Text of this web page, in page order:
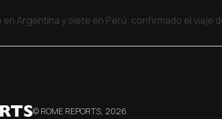
Argentina y siete en Perú: confirmado el viaje
© ROME REPORTS, 2026